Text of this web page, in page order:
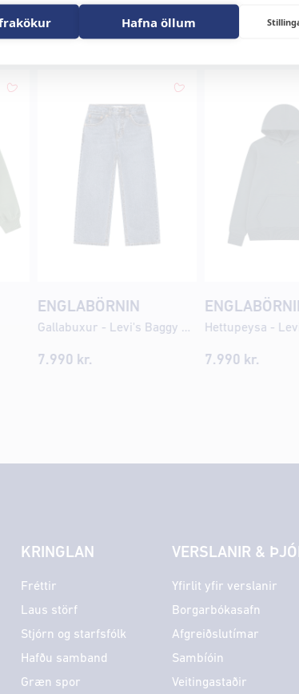
Hafna öllum
ENGLABÖRNIN
Gallabuxur - Levi's Baggy 4-8Y
7.990 kr.
Hettupeysa -
7.990 kr.
KRINGLAN
Fréttir
Laus störf
Stjórn og starfsfólk
Hafðu samband
Græn spor
VERSLANIR &
Yfirlit yfir verslanir
Borgarbókasafn
Afgreiðslutímar
Sambíóin
Veitingastaðir